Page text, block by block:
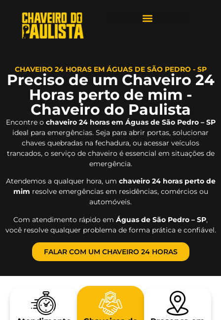
CHAVEIRO 24 HORAS EM ÁGUAS DE SÃO PEDRO - SP
Preciso de um Chaveiro 24
Horas perto de mim -
Chaveiro do Paulista
Encontre o chaveiro 24 horas em Águas de São Pedro – SP
ideal para emergências. Seja para abrir portas, solucionar
chaves quebradas na fechadura, ou acessar veículos
trancados, o serviço de chaveiro é essencial em situações de
emergência.
Atendemos a qualquer hora, um chaveiro 24 horas perto de
mim resolve emergências em residências, comércios ou
automóveis.
Com atendimento rápido em Águas de São Pedro – SP,
você resolve qualquer problema de forma prática e confiável.
FALAR COM UM CHAVEIRO 24 HORAS